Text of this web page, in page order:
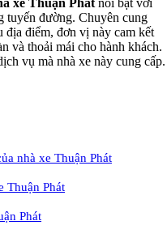
xe Thuận Phát nổi bật với
tuyến đường. Chuyên cung
địa điểm, đơn vị này cam kết
và thoải mái cho hành khách.
vụ mà nhà xe này cung cấp.
nhà xe Thuận Phát
Thuận Phát
Phát